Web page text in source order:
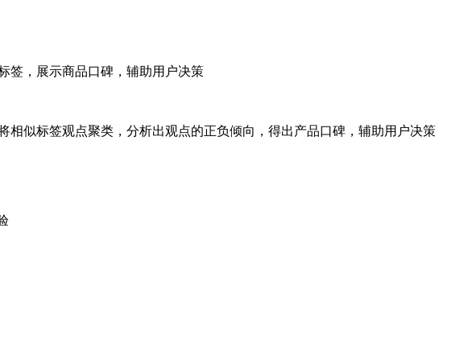
签，展示商品口碑，辅助用户决策
似标签观点聚类，分析出观点的正负倾向，得出产品口碑，辅助用户决策